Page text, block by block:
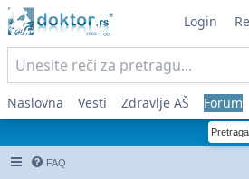
Login
Naslovna Vesti Zdravlje AŠ Forum
FAQ